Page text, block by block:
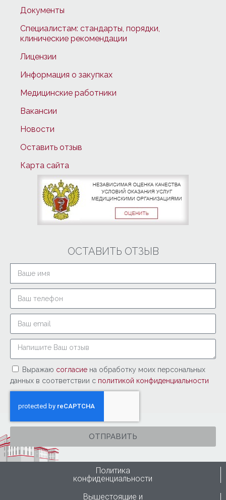
Документы
Специалистам: стандарты, порядки,
клинические рекомендации
Лицензии
Информация о закупках
Медицинские работники
Вакансии
Новости
Оставить отзыв
Карта сайта
ОСТАВИТЬ ОТЗЫВ
Выражаю согласие на обработку моих персональных
данных в соответствии с политикой конфиденциальности
ОТПРАВИТЬ
Политика
конфиденциальности
Вышестоящие и